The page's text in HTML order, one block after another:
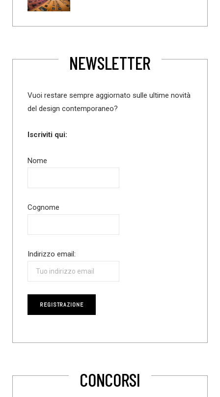
NEWSLETTER
Vuoi restare sempre aggiornato sulle ultime novità
del design contemporaneo?
Iscriviti qui:
Nome
Cognome
Indirizzo email:
CONCORSI